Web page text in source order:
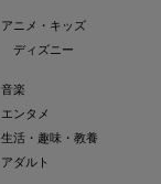
アニメ・キッズ
ディズニー
音楽
エンタメ
生活・趣味・教養
アダルト